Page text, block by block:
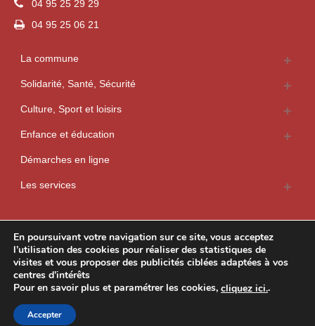
04 95 25 29 29
04 95 25 06 21
La commune
Solidarité, Santé, Sécurité
Culture, Sport et loisirs
Enfance et éducation
Démarches en ligne
Les services
En poursuivant votre navigation sur ce site, vous acceptez
l’utilisation des cookies pour réaliser des statistiques de
visites et vous proposerdes publicités ciblées adaptées à vos
centres d’intérêts
Pour en savoir plus et paramétrer les cookies, cliquez ici..
Accepter